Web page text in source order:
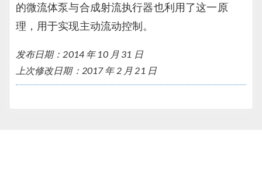
的微流体泵与合成射流执行器也利用了这一原
理，用于实现主动流动控制。
发布日期：2014 年 10 月 31 日
上次修改日期：2017 年 2 月 21 日